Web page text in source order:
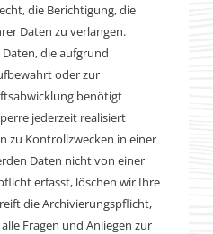
die Berichtigung, die
Daten zu verlangen.
die aufgrund
oder zur
benötigt
jederzeit realisiert
zu Kontrollzwecken in einer
Daten nicht von einer
erfasst, löschen wir Ihre
die Archivierungspflicht,
Fragen und Anliegen zur